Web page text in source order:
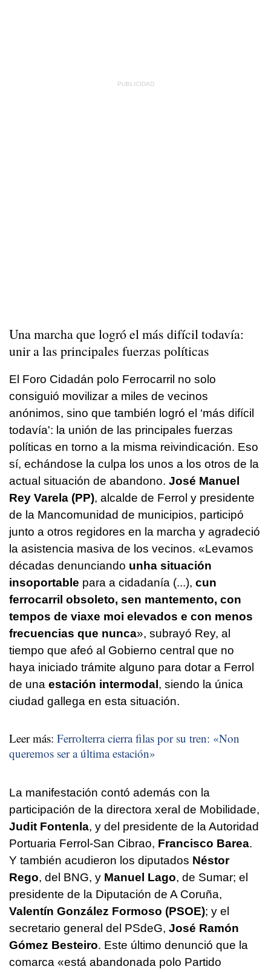
Una marcha que logró el más difícil todavía:
unir a las principales fuerzas políticas
El Foro Cidadán polo Ferrocarril no solo
consiguió movilizar a miles de vecinos
anónimos, sino que también logró el ‘más difícil
todavía': la unión de las principales fuerzas
políticas en torno a la misma reivindicación. Eso
sí, echándose la culpa los unos a los otros de la
actual situación de abandono. José Manuel
Rey Varela (PP), alcalde de Ferrol y presidente
de la Mancomunidad de municipios, participó
junto a otros regidores en la marcha y agradeció
la asistencia masiva de los vecinos. «Levamos
décadas denunciando unha situación
insoportable para a cidadanía (...), cun
ferrocarril obsoleto, sen mantemento, con
tempos de viaxe moi elevados e con menos
frecuencias que nunca», subrayó Rey, al
tiempo que afeó al Gobierno central que no
haya iniciado trámite alguno para dotar a Ferrol
de una estación intermodal , siendo la única
ciudad gallega en esta situación.
Leer más: Ferrolterra cierra filas por su tren: «Non
queremos ser a última estación»
La manifestación contó además con la
participación de la directora xeral de Mobilidade,
Judit Fontenla, y del presidente de la Autoridad
Portuaria Ferrol-San Cibrao, Francisco Barea.
Y también acudieron los diputados Néstor
Rego, del BNG, y Manuel Lago, de Sumar; el
presidente de la Diputación de A Coruña,
Valentín González Formoso (PSOE); y el
secretario general del PSdeG, José Ramón
Gómez Besteiro. Este último denunció que la
comarca «está abandonada polo Partido